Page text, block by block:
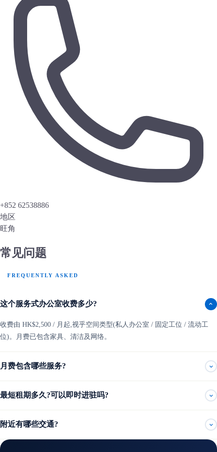
+852 62538886
地区
旺角
常见问题
FREQUENTLY ASKED
这个服务式办公室收费多少?
收费由 HK$2,500 / 月起,视乎空间类型(私人办公室 / 固定工位 / 流动工
位)。月费已包含家具、清洁及网络。
月费包含哪些服务?
最短租期多久?可以即时进驻吗?
附近有哪些交通?